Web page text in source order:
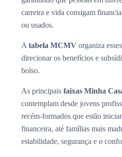
carreira e vida consigam
ou usados.
A tabela MCMV organiza
direcionar os benefícios e
bolso.
As principais faixas Minha
contemplam desde jovens
recém-formados que estão
financeira, até famílias mais
estabilidade, segurança e o